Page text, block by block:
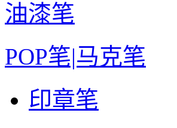
油漆笔
POP笔|马克笔
印章笔